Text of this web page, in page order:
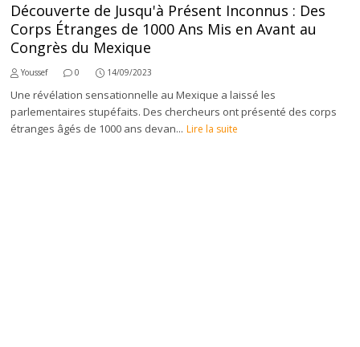
Découverte de Jusqu'à Présent Inconnus : Des
Corps Étranges de 1000 Ans Mis en Avant au
Congrès du Mexique
Youssef 0 14/09/2023
Une révélation sensationnelle au Mexique a laissé les
parlementaires stupéfaits. Des chercheurs ont présenté des corps
étranges âgés de 1000 ans devan... Lire la suite